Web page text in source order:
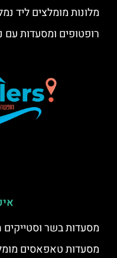
מלונות מומלצים ליד
רופטופים ומסעדות עם
מסעדות בשר
מסעדות טאפאסים